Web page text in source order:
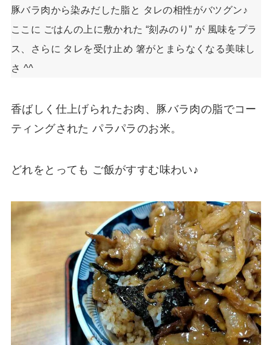
豚バラ肉から染みだした脂と タレの相性がバツグン♪
ここに ごはんの上に敷かれた “刻みのり” が 風味をプラ
ス、さらに タレを受け止め 箸がとまらなくなる美味し
さ ^^
香ばしく仕上げられたお肉、豚バラ肉の脂でコー
ティングされた パラパラのお米。
どれをとっても ご飯がすすむ味わい♪